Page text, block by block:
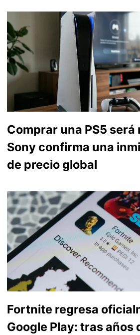
Comprar una PS5 será
Sony confirma una
de precio global
Fortnite regresa
Google Play: tras años